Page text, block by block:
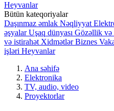
Heyvanlar
Bütün kateqoriyalar
Daşınmaz əmlak Nəqliyyat
əşyalar Uşaq dünyası Gözəllik və
və istirahət Xidmətlər Biznes
işləri Heyvanlar
Ana səhifə
Elektronika
TV, audio, video
Proyektorlar